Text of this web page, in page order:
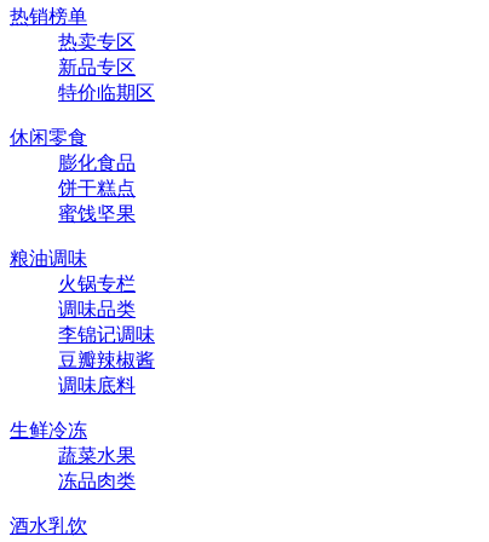
热销榜单
热卖专区
新品专区
特价临期区
休闲零食
膨化食品
饼干糕点
蜜饯坚果
粮油调味
火锅专栏
调味品类
李锦记调味
豆瓣辣椒酱
调味底料
生鲜冷冻
蔬菜水果
冻品肉类
酒水乳饮